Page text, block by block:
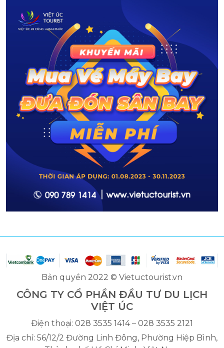
Bản quyền 2022 © Vietuctourist.vn
CÔNG TY CỔ PHẦN ĐẦU TƯ DU LỊCH
VIỆT ÚC
Điện thoại: 028 3535 1414 – 028 3535 2121
Địa chỉ: 56/12/2 Đường Linh Đông, Phường Hiệp Bình,